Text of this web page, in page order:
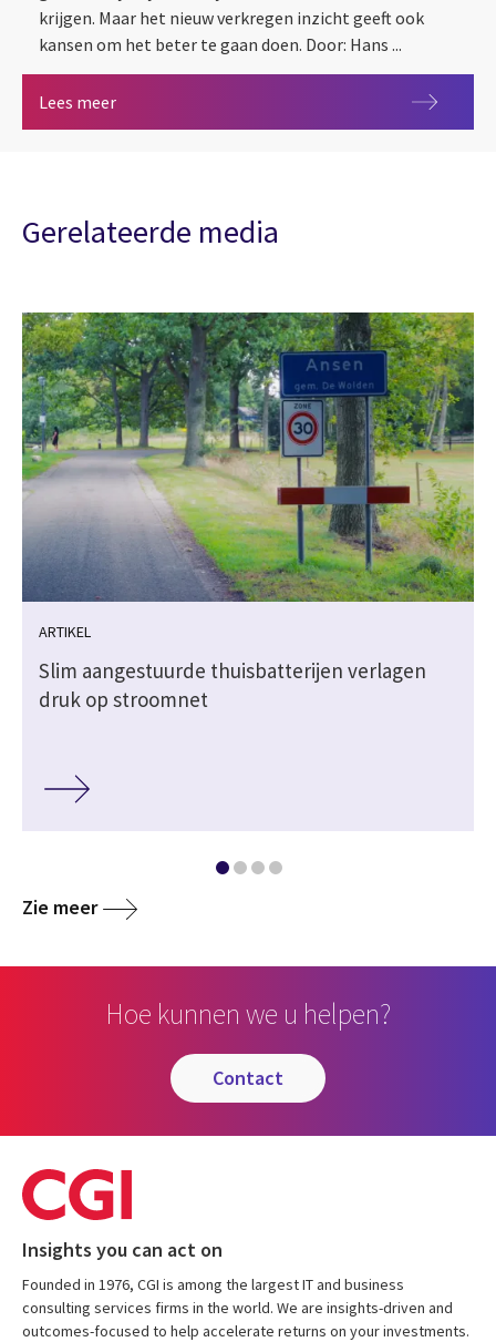
krijgen. Maar het nieuw verkregen inzicht geeft ook
kansen om het beter te gaan doen. Door: Hans ...
Lees meerCSRD: van meten naar weten naar verbeteren
Gerelateerde media
ARTIKEL
Slim aangestuurde thuisbatterijen verlagen
druk op stroomnet
Zie meer
Hoe kunnen we u helpen?
contact
Insights you can act on
Founded in 1976, CGI is among the largest IT and business
consulting services firms in the world. We are insights-driven and
outcomes-focused to help accelerate returns on your investments.